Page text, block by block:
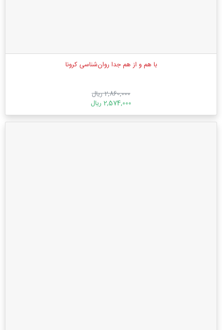
با هم و از هم جدا روان‌شناسی کرونا
2,860,000 ریال
2,574,000 ریال